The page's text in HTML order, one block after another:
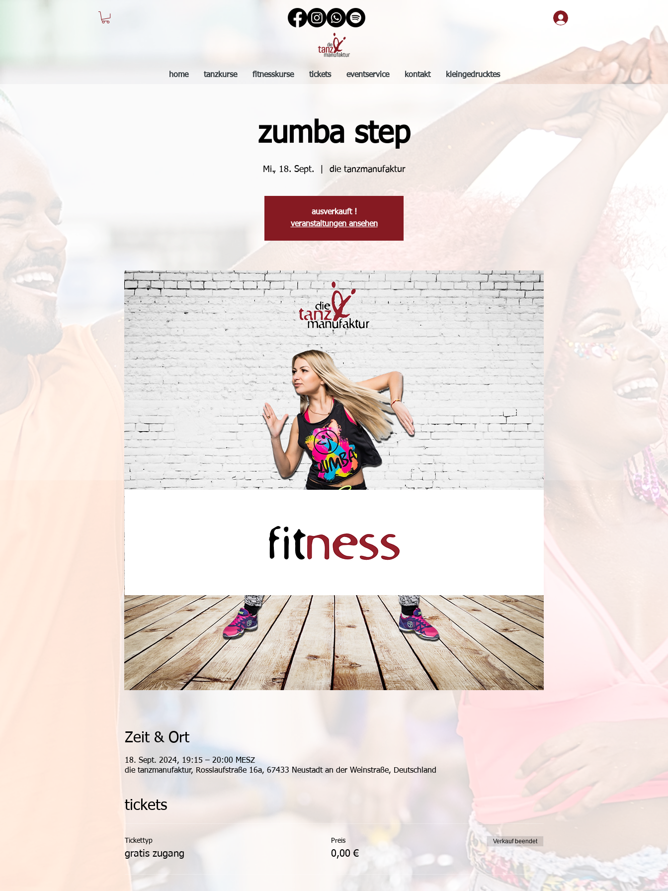
home tanzkurse fitnesskurse tickets eventservice kontakt kleingedrucktes
zumba step
Mi., 18. Sept. die tanzmanufaktur
ausverkauft !
veranstaltungen ansehen
Zeit & Ort
18. Sept. 2024, 19:15 – 20:00 MESZ
die tanzmanufaktur, Rosslaufstraße 16a, 67433 Neustadt an der Weinstraße, Deutschland
tickets
Tickettyp
gratis zugang
Preis
0,00 €
Verkauf beendet